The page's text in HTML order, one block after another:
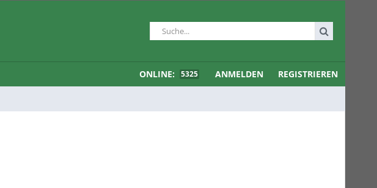
ONLINE: 5325 ANMELDEN REGISTRIEREN